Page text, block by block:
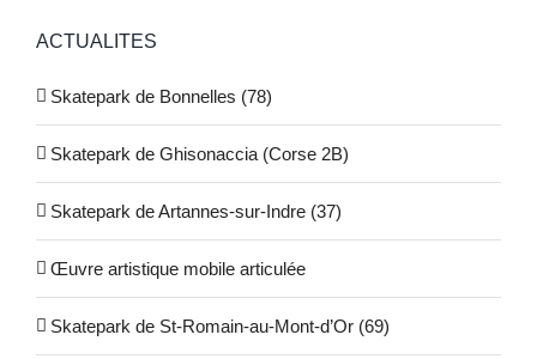
ACTUALITES
Skatepark de Bonnelles (78)
Skatepark de Ghisonaccia (Corse 2B)
Skatepark de Artannes-sur-Indre (37)
Œuvre artistique mobile articulée
Skatepark de St-Romain-au-Mont-d’Or (69)